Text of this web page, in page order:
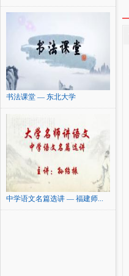
书法课堂 — 东北大学
中学语文名篇选讲 — 福建师...